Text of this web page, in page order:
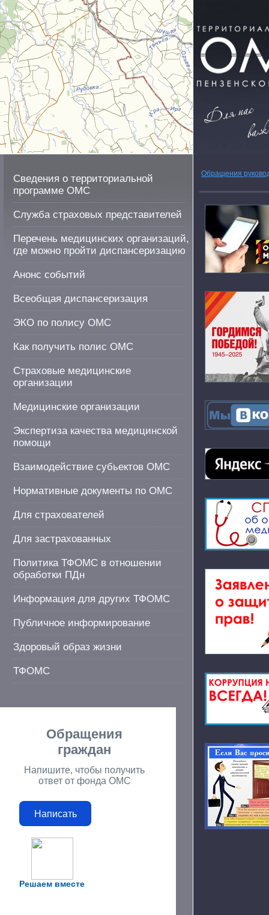
Сведения о территориальной
программе ОМС
Служба страховых представителей
Перечень медицинских организаций,
где можно пройти диспансеризацию
Анонс событий
Всеобщая диспансеризация
ЭКО по полису ОМС
Как получить полис ОМС
Страховые медицинские
организации
Медицинские организации
Экспертиза качества медицинской
помощи
Взаимодействие субьектов ОМС
Нормативные документы по ОМС
Для страхователей
Для застрахованных
Политика ТФОМС в отношении
обработки ПДн
Информация для других ТФОМС
Публичное информирование
Здоровый образ жизни
ТФОМС
Решаем вместе
Обращения
граждан
Напишите, чтобы получить
ответ от фонда ОМС
Написать
Обращения